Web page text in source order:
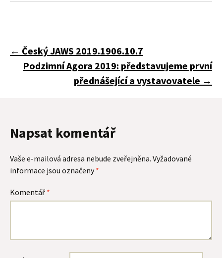
Navigace
← Český JAWS 2019.1906.10.7
Podzimní Agora 2019: představujeme první
přednášející a vystavovatele →
Napsat komentář
Vaše e-mailová adresa nebude zveřejněna. Vyžadované
informace jsou označeny*
Komentář *